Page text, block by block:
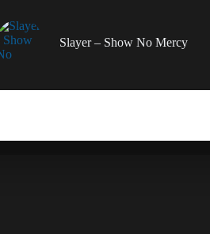
Slayer – Show No Mercy